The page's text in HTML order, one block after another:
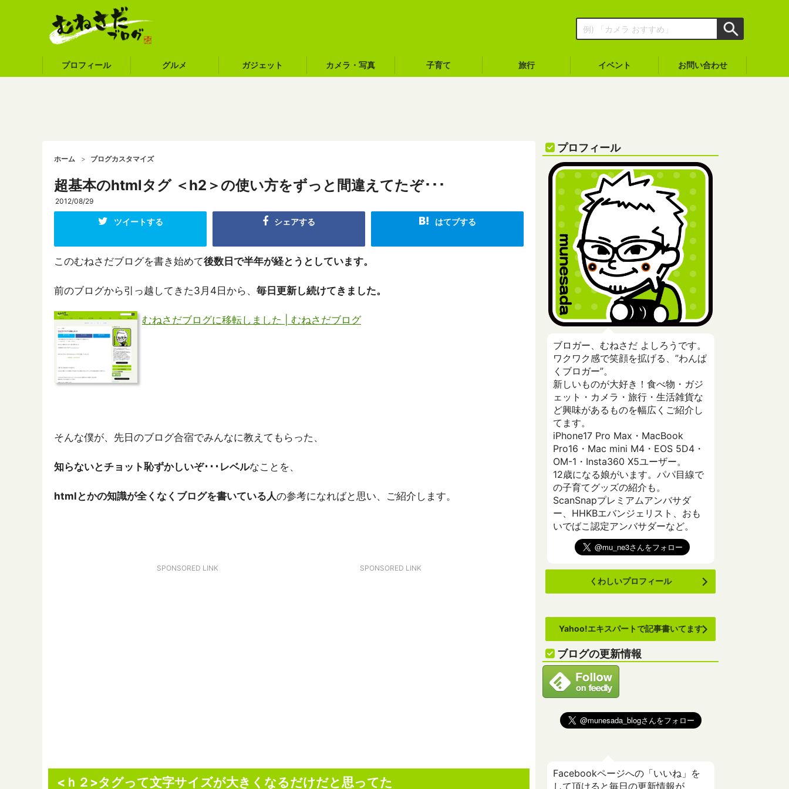
プロフィール グルメ ガジェット カメラ・写真 子育て 旅行 イベント お問い合わせ
ホーム ブログカスタマイズ
超基本のhtmlタグ ＜h2＞の使い方をずっと間違えてたぞ･･･
2012/08/29
ツイートする シェアする はてブする
このむねさだブログを書き始めて後数日で半年が経とうとしています。
前のブログから引っ越してきた3月4日から、 毎日更新し続けてきました。
むねさだブログに移転しました | むねさだブログ
そんな僕が、先日のブログ合宿でみんなに教えてもらった、
知らないとチョット恥ずかしいぞ･･･レベルなことを、
htmlとかの知識が全くなくブログを書いている人の参考になればと思い、ご紹介します。
SPONSORED LINK SPONSORED LINK
<ｈ２>タグって文字サイズが大きくなるだけだと思ってた
プロフィール
ブロガー、むねさだ よしろうです。
ワクワク感で笑顔を拡げる、”わんぱ
くブロガー”。
新しいものが大好き！食べ物・ガジ
ェット・カメラ・旅行・生活雑貨な
ど興味があるものを幅広くご紹介し
てます。
iPhone17 Pro Max・MacBook
Pro16・Mac mini M4・EOS 5D4・
OM-1・Insta360 X5ユーザー。
12歳になる娘がいます。パパ目線で
の子育てグッズの紹介も。
ScanSnapプレミアムアンバサダ
ー、HHKBエバンジェリスト、おも
いでばこ認定アンバサダーなど。
くわしいプロフィール
Yahoo!エキスパートで記事書いてます
ブログの更新情報
Facebookページへの「いいね」を
して頂けると毎日の更新情報が